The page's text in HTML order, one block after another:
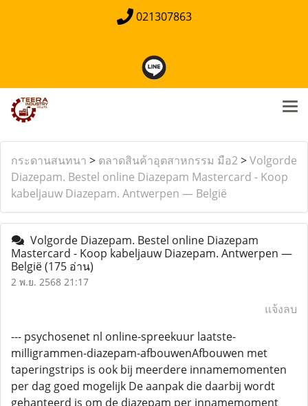
021307863
กระดานสนทนา > ตลาดสินค้าอุตสาหกรรม มือ2>Volgorde
Diazepam. Bestel online Diazepam Mastercard - Koop
kabeljauw Diazepam. Antwerpen — België
Volgorde Diazepam. Bestel online Diazepam
Mastercard - Koop kabeljauw Diazepam. Antwerpen —
België(175 อ่าน)
2 พ.ย. 2568 21:17
แจ้งลบ
--- psychosenet nl online-spreekuur laatste-
milligrammen-diazepam-afbouwenAfbouwen met
taperingstrips is ook bij meerdere innamemomenten
per dag goed mogelijk De aanpak die daarbij wordt
gehanteerd is om de diazepam per innamemoment